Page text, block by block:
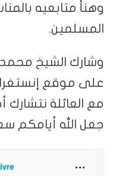
وهنأ متابعيه
المسلمين.
وشارك الشيخ
على موقع
مع العائلة نتشارك
جعل الله أيامكم